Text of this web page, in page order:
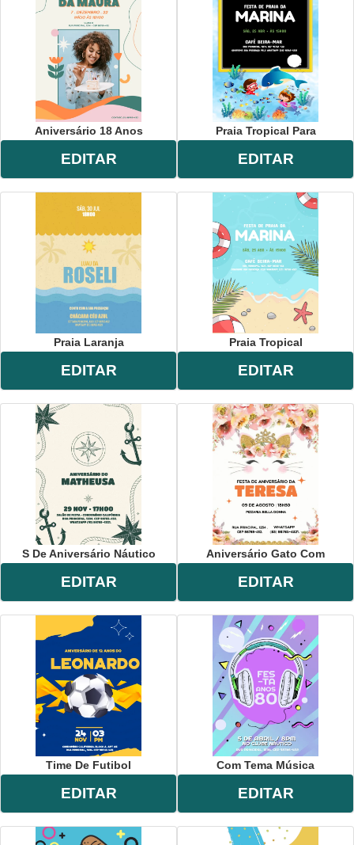
Aniversário 18 Anos
EDITAR
Praia Tropical Para
EDITAR
Praia Laranja
EDITAR
Praia Tropical
EDITAR
S De Aniversário Náutico
EDITAR
Aniversário Gato Com
EDITAR
Time De Futibol
EDITAR
Com Tema Música
EDITAR